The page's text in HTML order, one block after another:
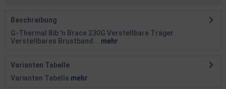
Beschreibung
G-Thermal Bib 'n Brace 230G Verstellbare Träger
Verstellbares Brustband...
mehr
Varianten Tabelle
Varianten Tabelle mehr